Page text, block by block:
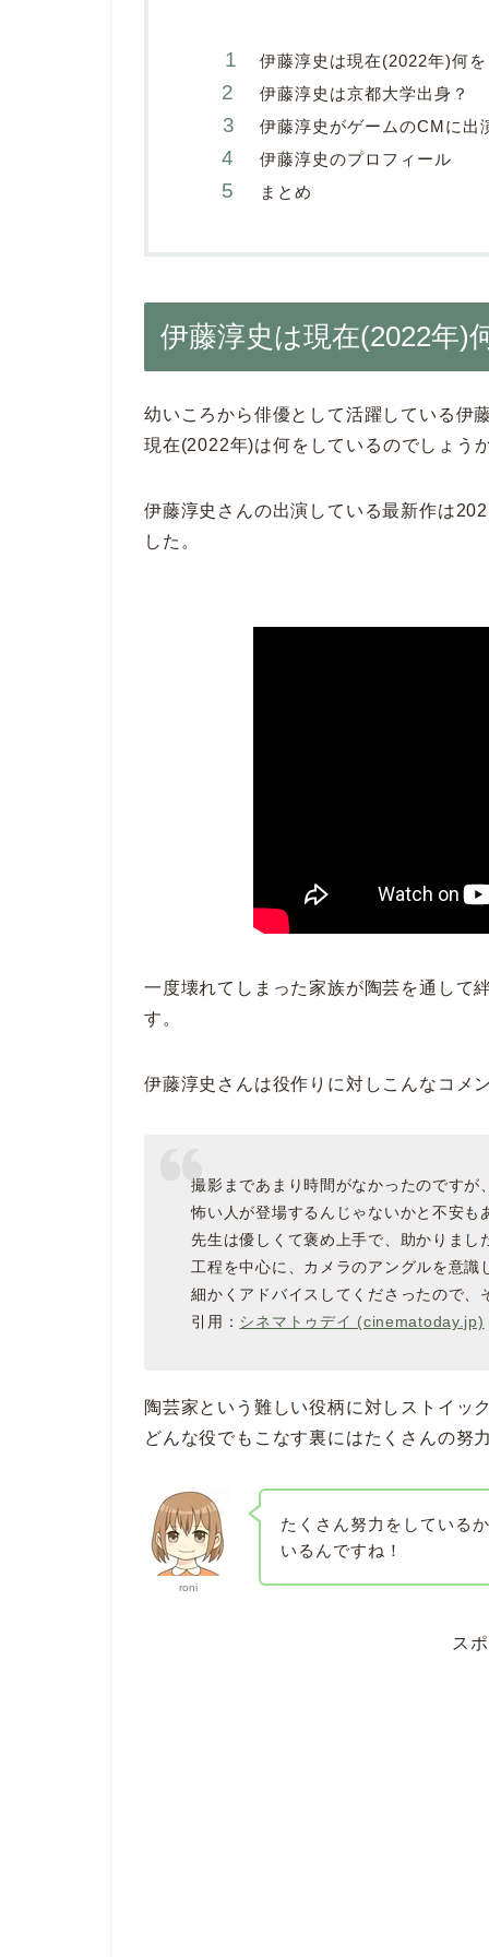
伊藤淳史は現在(2022年)何
伊藤淳史は京都大学出身？
伊藤淳史がゲームのCMに出
伊藤淳史のプロフィール
まとめ
伊藤淳史は現在(2022年)
幼いころから俳優として活躍している伊
現在(2022年)は何をしているのでしょう
伊藤淳史さんの出演している最新作は
した。
一度壊れてしまった家族が陶芸を通して
す。
伊藤淳史さんは役作りに対しこんなコメ
撮影まであまり時間がなかったのです
怖い人が登場するんじゃないかと不安も
先生は優しくて褒め上手で、助かりま
工程を中心に、カメラのアングルを意識
細かくアドバイスしてくださったので
引用： シネマトゥデイ (cinematoday.jp)
陶芸家という難しい役柄に対しストイッ
どんな役でもこなす裏にはたくさんの努
roni
たくさん努力をしている
いるんですね！
ス